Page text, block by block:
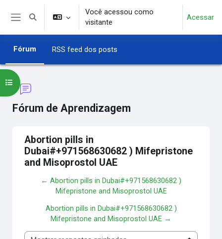
Ir para o conteúdo principal
Alternar entrada de pesquisa
Você acessou como
visitante
Acessar
Fórum RSS feed dos posts
Fórum de Aprendizagem
Abrir índice do curso
Abortion pills in
Dubai#+971568630682 ) Mifepristone
and Misoprostol UAE
← Abortion pills in Dubai#+971568630682 )
Mifepristone and Misoprostol UAE
Abortion pills in Dubai#+971568630682 )
Mifepristone and Misoprostol UAE →